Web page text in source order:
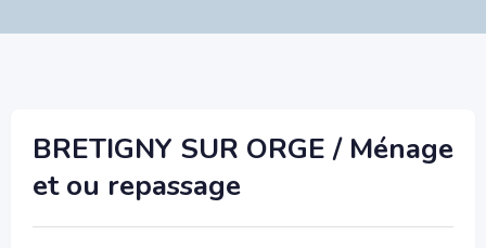
BRETIGNY SUR ORGE / Ménage
et ou repassage